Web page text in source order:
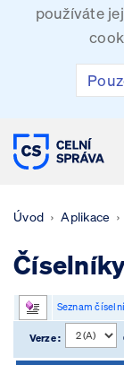
používáte
Úvod Aplikace
Seznam
Verze :